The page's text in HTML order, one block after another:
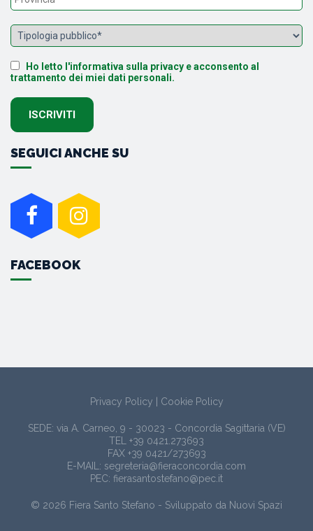
Ho letto l'informativa sulla privacy e acconsento al
trattamento dei miei dati personali.
SEGUICI ANCHE SU
FACEBOOK
Privacy Policy Cookie Policy
SEDE: via A. Carneo, 9 - 30023 - Concordia Sagittaria (VE)
TEL +39 0421.273693
FAX +39 0421/273693
E-MAIL: segreteria@fieraconcordia.com
PEC: fierasantostefano@pec.it
© 2026 Fiera Santo Stefano - Sviluppato da Nuovi Spazi